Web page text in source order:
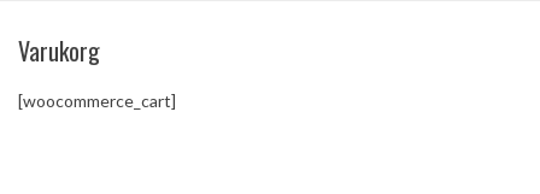
Varukorg
[woocommerce_cart]